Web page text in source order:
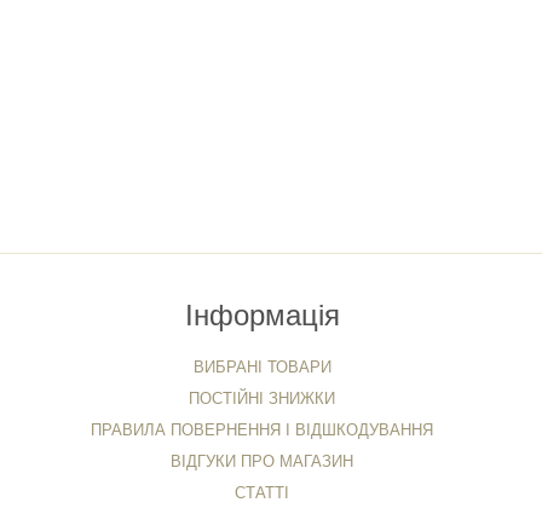
Інформація
ВИБРАНІ ТОВАРИ
ПОСТІЙНІ ЗНИЖКИ
ПРАВИЛА ПОВЕРНЕННЯ І ВІДШКОДУВАННЯ
ВІДГУКИ ПРО МАГАЗИН
СТАТТІ